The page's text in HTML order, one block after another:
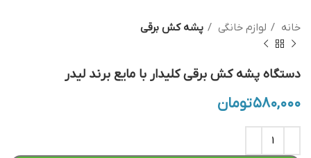
خانه لوازم خانگی پشه کش برقی
دستگاه پشه کش برقی کلیدار با مایع برند لیدر
۵۸۰,۰۰۰تومان